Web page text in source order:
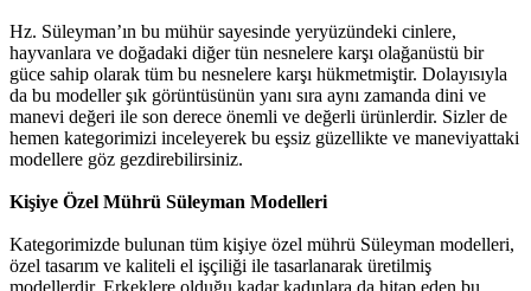
Hz. Süleyman’ın bu mühür sayesinde yeryüzündeki cinlere,
hayvanlara ve doğadaki diğer tün nesnelere karşı olağanüstü bir
güce sahip olarak tüm bu nesnelere karşı hükmetmiştir. Dolayısıyla
da bu modeller şık görüntüsünün yanı sıra aynı zamanda dini ve
manevi değeri ile son derece önemli ve değerli ürünlerdir. Sizler de
hemen kategorimizi inceleyerek bu eşsiz güzellikte ve maneviyattaki
modellere göz gezdirebilirsiniz.
Kişiye Özel Mührü Süleyman Modelleri
Kategorimizde bulunan tüm kişiye özel mührü Süleyman modelleri,
özel tasarım ve kaliteli el işçiliği ile tasarlanarak üretilmiş
modellerdir. Erkeklere olduğu kadar kadınlara da hitap eden bu